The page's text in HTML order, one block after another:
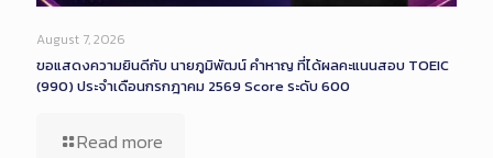
August 7, 2026
ขอแสดงความยินดีกับ นายภูมิพัฒน์ คำหาญ ที่ได้ผลคะแนนสอบ TOEIC
(990) ประจำเดือนกรกฎาคม 2569 Score ระดับ 600
Read more